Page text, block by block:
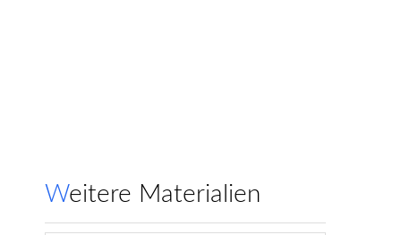
Weitere Materialien